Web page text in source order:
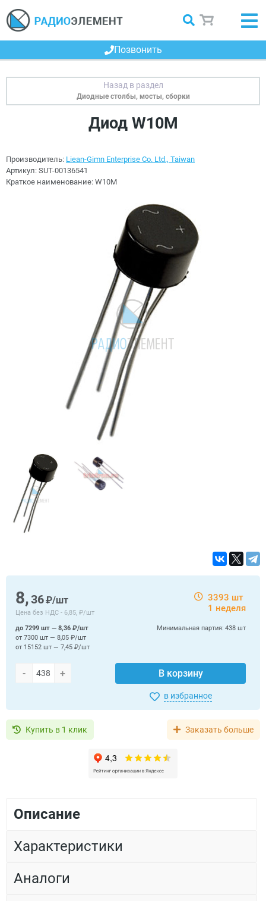
Позвонить
Диодные столбы, мосты, сборки
Диод W10M
Производитель: Liean-Gimn Enterprise Co. Ltd., Taiwan
Артикул: SUT-00136541
Краткое наименование: W10M
8,36₽/шт
Цена без НДС - 6,85, ₽/шт
3393 шт
1 неделя
- + В корзину
Минимальная партия: 438 шт
до 7299 шт — 8,36 ₽/шт
от 7300 шт — 8,05 ₽/шт
от 15152 шт — 7,45 ₽/шт
в избранное
Купить в 1 клик Заказать больше
Описание
Характеристики
Аналоги